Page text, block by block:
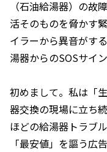
（石油給湯器）の故
活そのものを脅かす
イラーから異音がす
湯器からのSOSサイン
初めまして。私は「
器交換の現場に立ち
ほどの給湯器トラブ
「最安値」を謳う広